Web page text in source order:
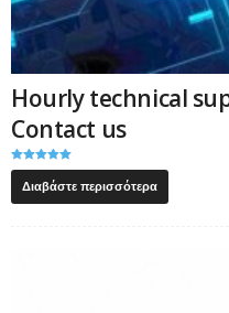
Hourly technical
Contact us
Βαθμολογήθ
ηκε με
5.00
από 5
Διαβάστε περισσότερα